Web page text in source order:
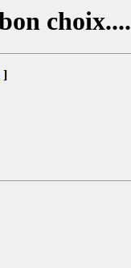
choix....
]